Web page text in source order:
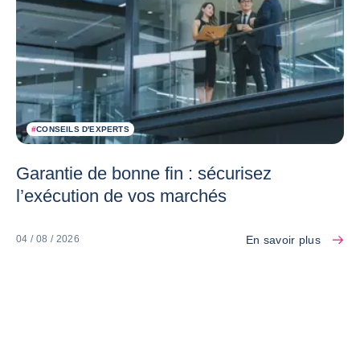
#CONSEILS D'EXPERTS
Garantie de bonne fin : sécurisez
l’exécution de vos marchés
04 / 08 / 2026 En savoir plus